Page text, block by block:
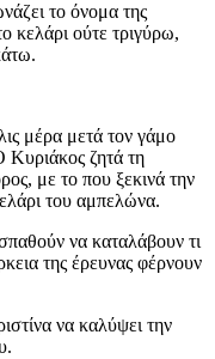
το όνομα της
κελάρι ούτε τριγύρω,
μέρα μετά τον γάμο
Κυριάκος ζητά τη
με το που ξεκινά την
του αμπελώνα.
να καταλάβουν τι
της έρευνας φέρνουν
να καλύψει την